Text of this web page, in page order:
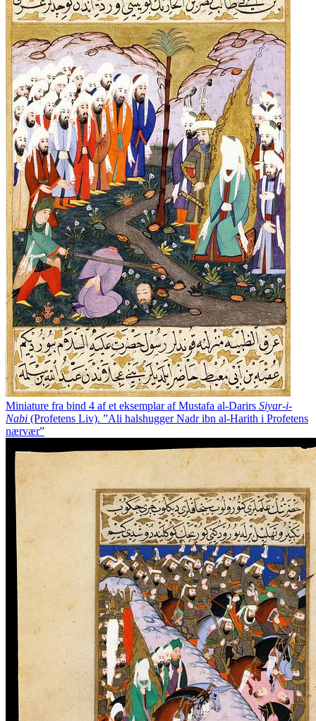
Miniature fra bind 4 af et eksemplar af Mustafa al-Darirs Siyar-i-
Nabi (Profetens Liv). ”Ali halshugger Nadr ibn al-Harith i Profetens
nærvær”